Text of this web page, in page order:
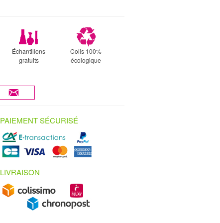
Échantillons
gratuits
Colis 100%
écologique
PAIEMENT SÉCURISÉ
LIVRAISON